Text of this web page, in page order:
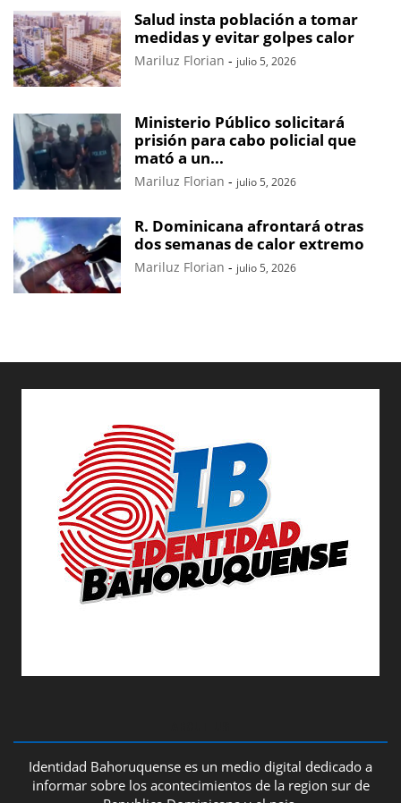
Salud insta población a tomar
medidas y evitar golpes calor
Mariluz Florian - julio 5, 2026
Ministerio Público solicitará
prisión para cabo policial que
mató a un...
Mariluz Florian - julio 5, 2026
R. Dominicana afrontará otras
dos semanas de calor extremo
Mariluz Florian - julio 5, 2026
Identidad Bahoruquense es un medio digital dedicado a
informar sobre los acontecimientos de la region sur de